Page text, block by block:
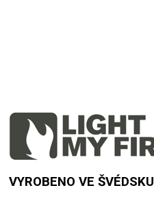
VYROBENO VE ŠVÉDSKU